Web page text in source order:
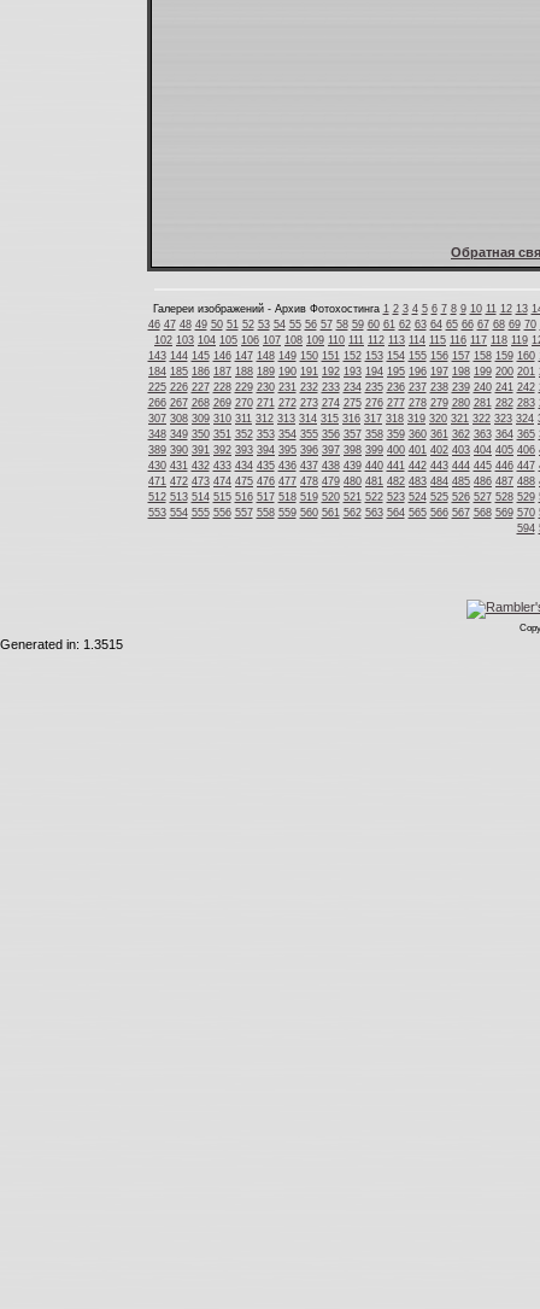
Обратная
Галереи изображений - Архив Фотохостинга 1 2 3 4 5 6 7 8 9 10 11 12 13
46 47 48 49 50 51 52 53 54 55 56 57 58 59 60 61 62 63 64 65 66 67 68 69 70
102 103 104 105 106 107 108 109 110 111 112 113 114 115 116 117 118 119
143 144 145 146 147 148 149 150 151 152 153 154 155 156 157 158 159 160
184 185 186 187 188 189 190 191 192 193 194 195 196 197 198 199 200 201
225 226 227 228 229 230 231 232 233 234 235 236 237 238 239 240 241 242
266 267 268 269 270 271 272 273 274 275 276 277 278 279 280 281 282 283
307 308 309 310 311 312 313 314 315 316 317 318 319 320 321 322 323 324
348 349 350 351 352 353 354 355 356 357 358 359 360 361 362 363 364 365
389 390 391 392 393 394 395 396 397 398 399 400 401 402 403 404 405 406
430 431 432 433 434 435 436 437 438 439 440 441 442 443 444 445 446 447
471 472 473 474 475 476 477 478 479 480 481 482 483 484 485 486 487 488
512 513 514 515 516 517 518 519 520 521 522 523 524 525 526 527 528 529
553 554 555 556 557 558 559 560 561 562 563 564 565 566 567 568 569 570
594
Generated in: 1.3515